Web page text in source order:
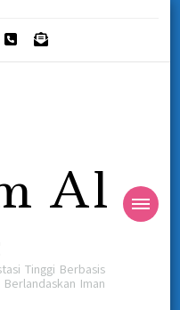
Al
Tinggi Berbasis
Iman